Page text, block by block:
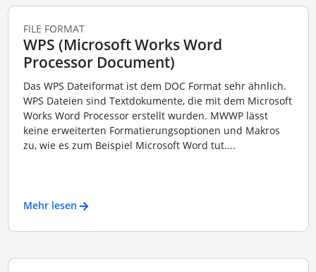
FILE FORMAT
WPS (Microsoft Works Word
Processor Document)
Das WPS Dateiformat ist dem DOC Format sehr ähnlich.
WPS Dateien sind Textdokumente, die mit dem Microsoft
Works Word Processor erstellt wurden. MWWP lässt
keine erweiterten Formatierungsoptionen und Makros
zu, wie es zum Beispiel Microsoft Word tut....
Mehr lesen